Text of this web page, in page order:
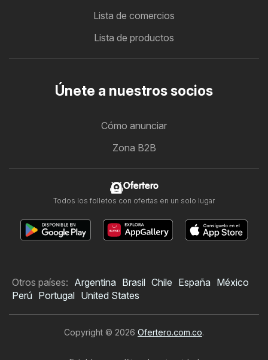
Lista de comercios
Lista de productos
Únete a nuestros socios
Cómo anunciar
Zona B2B
Ofertero
Todos los folletos con ofertas en un solo lugar
Otros países: Argentina Brasil Chile España México
Perú Portugal United States
Copyright © 2026 Ofertero.com.co.